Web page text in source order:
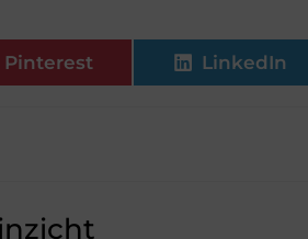
Pinterest LinkedIn